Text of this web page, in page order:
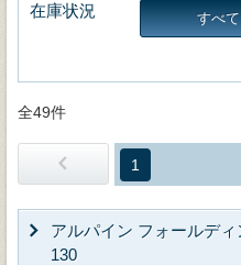
在庫状況 すべて
全49件
1
アルパイン フォールデ
130